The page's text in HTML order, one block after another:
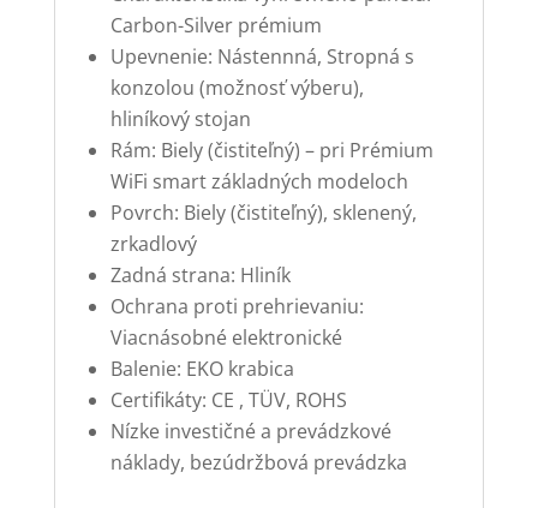
Carbon-Silver prémium
Upevnenie: Nástennná, Stropná s
konzolou (možnosť výberu),
hliníkový stojan
Rám: Biely (čistiteľný) – pri Prémium
WiFi smart základných modeloch
Povrch: Biely (čistiteľný), sklenený,
zrkadlový
Zadná strana: Hliník
Ochrana proti prehrievaniu:
Viacnásobné elektronické
Balenie: EKO krabica
Certifikáty: CE , TÜV, ROHS
Nízke investičné a prevádzkové
náklady, bezúdržbová prevádzka